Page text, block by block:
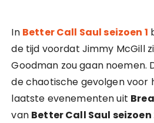
In Better Call Saul seizoen 1
de tijd voordat Jimmy McGill
Goodman zou gaan noemen.
de chaotische gevolgen voor
laatste evenementen uit
van Better Call Saul seizoen